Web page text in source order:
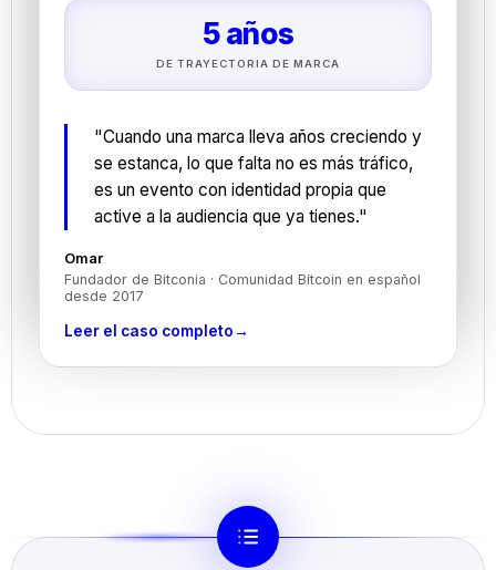
5 años
DE TRAYECTORIA DE MARCA
"Cuando una marca lleva años creciendo y
se estanca, lo que falta no es más tráfico,
es un evento con identidad propia que
active a la audiencia que ya tienes."
Omar
Fundador de Bitconia · Comunidad Bitcoin en español
desde 2017
Leer el caso completo→